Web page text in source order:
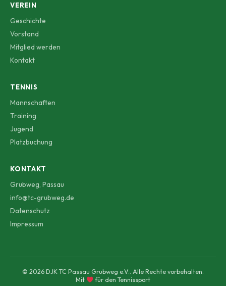
VEREIN
Geschichte
Vorstand
Mitglied werden
Kontakt
TENNIS
Mannschaften
Training
Jugend
Platzbuchung
KONTAKT
Grubweg, Passau
info@tc-grubweg.de
Datenschutz
Impressum
© 2026 DJK TC Passau Grubweg e.V.. Alle Rechte vorbehalten.
Mit
für den Tennissport